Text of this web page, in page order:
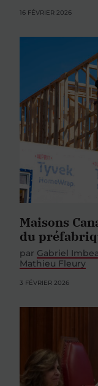
16 FÉVRIER 2026
Maisons
du
par Gabriel
Mathieu Fleury
3 FÉVRIER 2026